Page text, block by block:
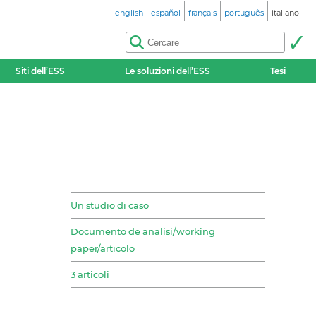
english español français português italiano
Siti dell’ESS Le soluzioni dell’ESS Tesi
Un studio di caso
Documento de analisi/working
paper/articolo
3 articoli